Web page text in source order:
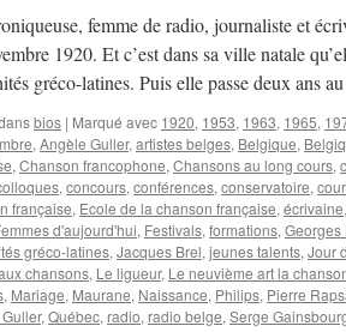
femme de radio, journaliste et
1920. Et c’est dans sa ville natale
gréco-latines. Puis elle passe deux ans
bios | Marqué avec 1920, 1953, 1963, 1965,
, Angèle Guller, artistes belges, Belgique,
, Chanson francophone, Chansons au long cours,
, concours, conférences, conservatoire,
française, Ecole de la chanson française, écrivaine,
d'aujourd'hui, Festivals, formations, Georges
gréco-latines, Jacques Brel, jeunes talents, Jour
chansons, Le ligueur, Le neuvième art la
, Mariage, Maurane, Naissance, Philips, Pierre
, Québec, radio, radio belge, Serge